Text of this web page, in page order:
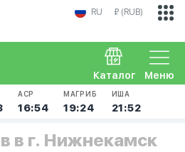
RU ₽ (RUB)
Меню
Каталог
АСР
16:54
МАГРИБ
19:24
ИША
21:52
в г. Нижнекамск